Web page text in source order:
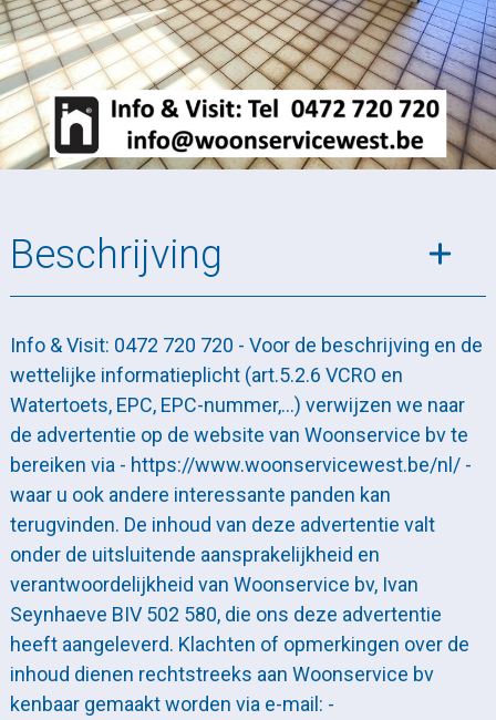
Beschrijving
Info & Visit: 0472 720 720 - Voor de beschrijving en de
wettelijke informatieplicht (art.5.2.6 VCRO en
Watertoets, EPC, EPC-nummer,…) verwijzen we naar
de advertentie op de website van Woonservice bv te
bereiken via - https://www.woonservicewest.be/nl/ -
waar u ook andere interessante panden kan
terugvinden. De inhoud van deze advertentie valt
onder de uitsluitende aansprakelijkheid en
verantwoordelijkheid van Woonservice bv, Ivan
Seynhaeve BIV 502 580, die ons deze advertentie
heeft aangeleverd. Klachten of opmerkingen over de
inhoud dienen rechtstreeks aan Woonservice bv
kenbaar gemaakt worden via e-mail: -